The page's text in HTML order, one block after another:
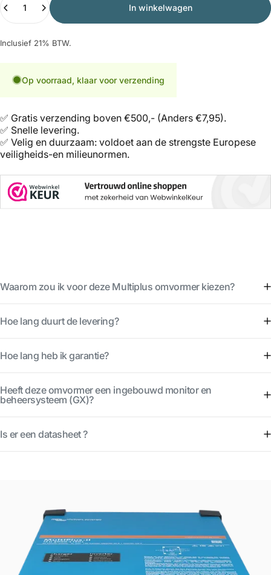
In winkelwagen
Inclusief 21% BTW.
Op voorraad, klaar voor verzending
✅ Gratis verzending boven €500,- (Anders €7,95).
✅ Snelle levering.
✅ Velig en duurzaam: voldoet aan de strengste Europese
veiligheids-en milieunormen.
Waarom zou ik voor deze Multiplus omvormer kiezen?
Hoe lang duurt de levering?
Hoe lang heb ik garantie?
Heeft deze omvormer een ingebouwd monitor en
beheersysteem (GX)?
Is er een datasheet ?